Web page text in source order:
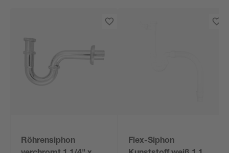
Röhrensiphon
Flex-Siphon